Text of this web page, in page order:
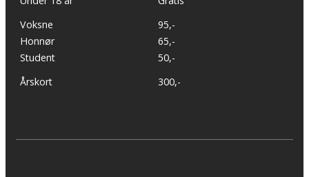
Voksne
Honnør
Student
95,-
65,-
50,-
Årskort
300,-